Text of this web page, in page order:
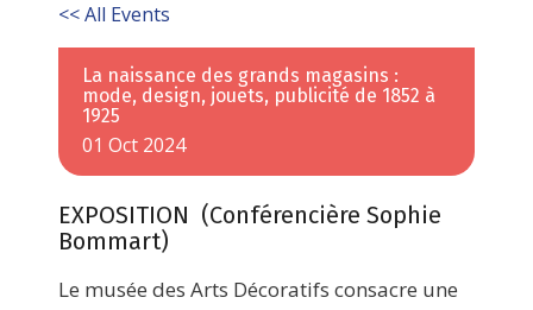
<< All Events
La naissance des grands magasins :
mode, design, jouets, publicité de 1852 à
1925
01 Oct 2024
EXPOSITION (Conférencière Sophie
Bommart)
Le musée des Arts Décoratifs consacre une